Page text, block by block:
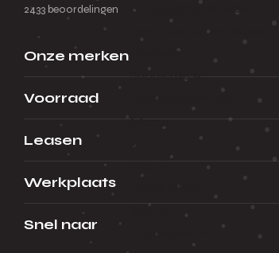
Shortlease
Menu
2433 beoordelingen
Onze merken
Voorraad
Leasen
Werkplaats
Snel naar